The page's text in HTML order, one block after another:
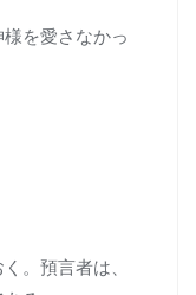
を愛さなかっ
。預言者は、